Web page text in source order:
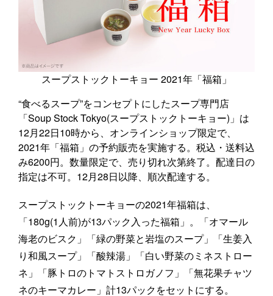
スープストックトーキョー 2021年「福箱」
“食べるスープ”をコンセプトにしたスープ専門店
「Soup Stock Tokyo(スープストックトーキョー)」は
12月22日10時から、オンラインショップ限定で、
2021年「福箱」の予約販売を実施する。税込・送料込
み6200円。数量限定で、売り切れ次第終了。配達日の
指定は不可。12月28日以降、順次配達する。
スープストックトーキョーの2021年福箱は、
「180g(1人前)が13パック入った福箱」。「オマール
海老のビスク」「緑の野菜と岩塩のスープ」「生姜入
り和風スープ」「酸辣湯」「白い野菜のミネストロー
ネ」「豚トロのトマトストロガノフ」「無花果チャツ
ネのキーマカレー」計13パックをセットにする。